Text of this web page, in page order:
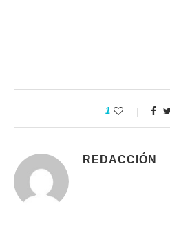
1
REDACCIÓN